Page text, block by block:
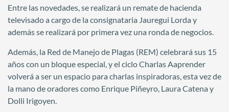
Entre las novedades, se realizará un remate de hacienda
televisado a cargo de la consignataria Jauregui Lorda y
además se realizará por primera vez una ronda de negocios.
Además, la Red de Manejo de Plagas (REM) celebrará sus 15
años con un bloque especial, y el ciclo Charlas Aaprender
volverá a ser un espacio para charlas inspiradoras, esta vez de
la mano de oradores como Enrique Piñeyro, Laura Catena y
Dolli Irigoyen.